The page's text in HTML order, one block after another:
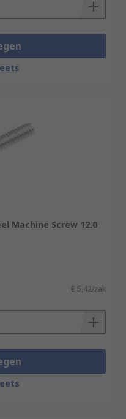
screw?
securely fasten
tools, and
Machine Screw 12.0
€ 5,42/zak